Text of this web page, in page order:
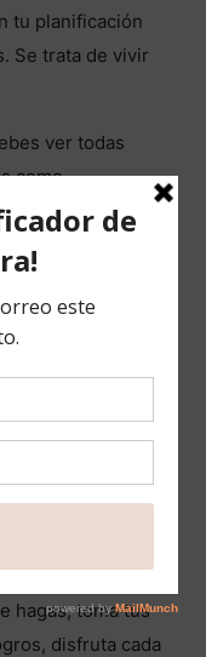
tu planificación
Se trata de vivir
ver todas
como
de lo
la meta. Sé
obtienes .
La
crecimiento
hagas, toma tus
disfruta cada